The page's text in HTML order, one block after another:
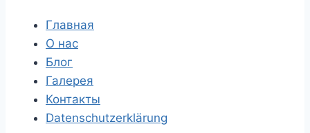
Главная
О нас
Блог
Галерея
Контакты
Datenschutzerklärung